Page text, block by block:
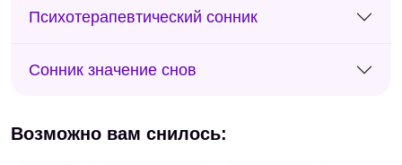
Психотерапевтический сонник
Сонник значение снов
Возможно вам снилось: